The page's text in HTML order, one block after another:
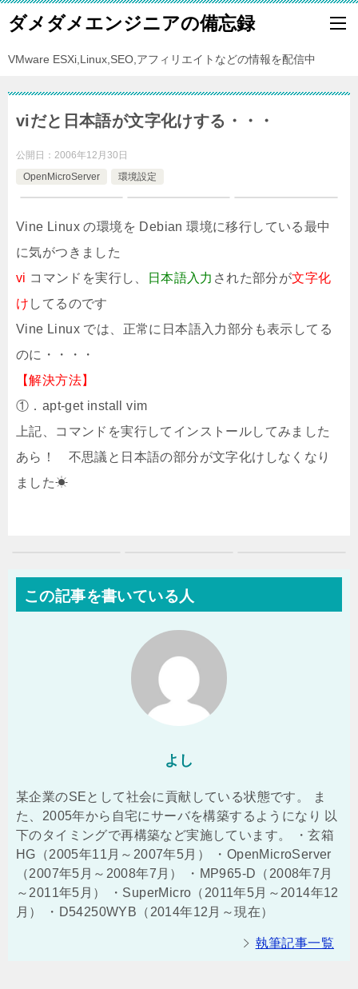
ダメダメエンジニアの備忘録
VMware ESXi,Linux,SEO,アフィリエイトなどの情報を配信中
viだと日本語が文字化けする・・・
公開日： 2006年12月30日
OpenMicroServer
環境設定
Vine Linux の環境を Debian 環境に移行している最中
に気がつきました
vi コマンドを実行し、 日本語入力 された部分が文字化
け してるのです
Vine Linux では、正常に日本語入力部分も表示してる
のに・・・・
【解決方法】
①．apt-get install vim
上記、コマンドを実行してインストールしてみました
あら！ 不思議と日本語の部分が文字化けしなくなり
ました☀
この記事を書いている人
よし
某企業のSEとして社会に貢献している状態です。 ま
た、2005年から自宅にサーバを構築するようになり 以
下のタイミングで再構築など実施しています。 ・玄箱
HG（2005年11月～2007年5月） ・OpenMicroServer
（2007年5月～2008年7月） ・MP965-D（2008年7月
～2011年5月） ・SuperMicro（2011年5月～2014年12
月） ・D54250WYB（2014年12月～現在）
執筆記事一覧